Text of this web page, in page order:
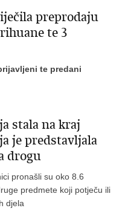
preprodaju
te 3
te predani
stala na kraj
je predstavljala
drogu
pronašli su oko 8.6
predmete koji potječu ili
djela